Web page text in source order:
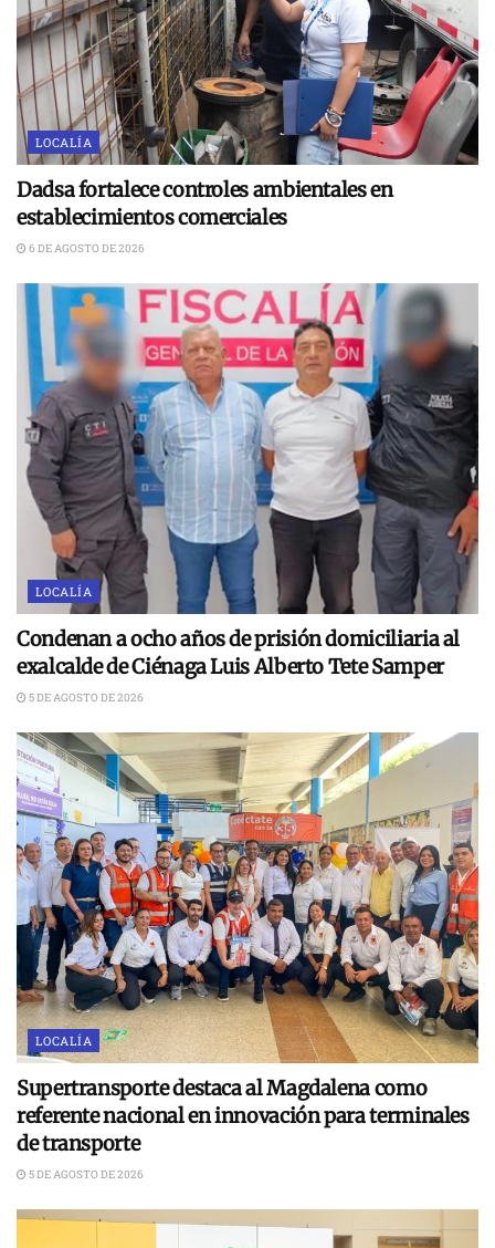
LOCALÍA
Dadsa fortalece controles ambientales en
establecimientos comerciales
6 DE AGOSTO DE 2026
LOCALÍA
Condenan a ocho años de prisión domiciliaria al
exalcalde de Ciénaga Luis Alberto Tete Samper
5 DE AGOSTO DE 2026
LOCALÍA
Supertransporte destaca al Magdalena como
referente nacional en innovación para terminales
de transporte
5 DE AGOSTO DE 2026